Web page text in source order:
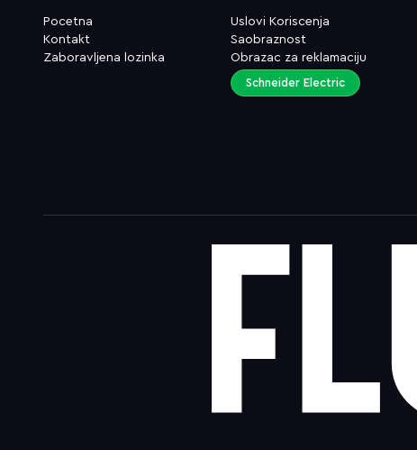
Pocetna
Kontakt
Zaboravljena lozinka
Uslovi Koriscenja
Saobraznost
Obrazac za reklamaciju
Schneider Electric